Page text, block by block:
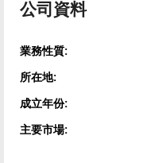
公司資料
業務性質:
所在地:
成立年份:
主要市場: